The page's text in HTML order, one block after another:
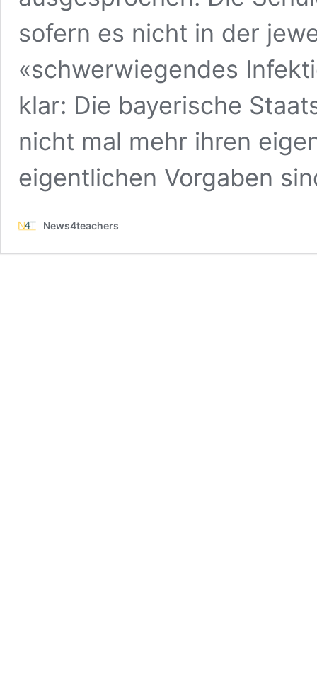
sofern es nicht in der
«schwerwiegendes
klar: Die bayerische
nicht mal mehr ihren
eigentlichen Vorgaben
News4teachers